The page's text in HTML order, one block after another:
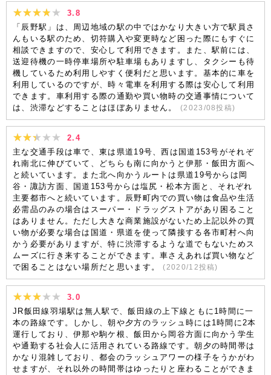
3.8
「辰野駅」は、周辺地域の駅の中ではかなり大きい方で駅員さ
んもいる駅のため、切符購入や変更時など困った際にもすぐに
相談できますので、安心して利用できます。また、駅前には、
送迎待機の一時停車場所や駐車場もありますし、タクシーも待
機しているため利用しやすく便利だと思います。基本的に車を
利用しているのですが、時々電車を利用する際は安心して利用
できます。車利用する際の通勤や買い物時の交通事情について
は、渋滞などすることはほぼありません。
(2023/08投稿)
2.4
主な交通手段は車で、東は県道19号、西は国道153号がそれぞ
れ南北に伸びていて、どちらも南に向かうと伊那・飯田方面へ
と続いています。また北へ向かうルートは県道19号からは岡
谷・諏訪方面、国道153号からは塩尻・松本方面と、それぞれ
主要都市へと続いています。辰野町内での買い物は食品や生活
必需品のみの場合はスーパー・ドラッグストアがあり困ること
はありません。ただし大きな商業施設がないため上記以外の買
い物が必要な場合は国道・県道を使って隣接する各市町村へ向
かう必要がありますが、特に渋滞するような道でもないためス
ムーズに行き来することができます。車さえあれば買い物など
で困ることはない場所だと思います。
(2020/12投稿)
3.0
JR飯田線羽場駅は無人駅で、飯田線の上下線ともに1時間に一
本の路線です。しかし、朝や夕方のラッシュ時には1時間に2本
運行しており、伊那や駒ケ根、飯田から岡谷方面に向かう学生
や通勤する社会人に活用されている路線です。朝夕の時間帯は
かなり混雑しており、都会のラッシュアワーの様子をうかがわ
せますが、それ以外の時間帯はゆったりと座わることができま